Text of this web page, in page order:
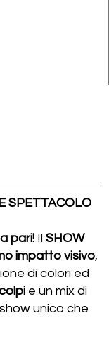
SPETTACOLO
pari!Il SHOW
impatto visivo,
di colori ed
e un mix di
unico che